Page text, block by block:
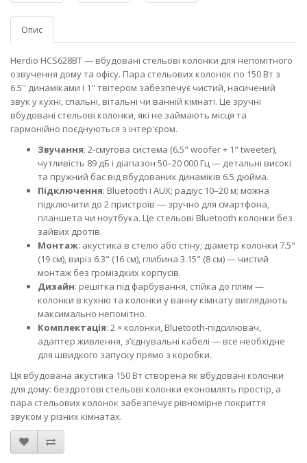
Опис
Herdio HCS628BT — вбудовані стельові колонки для непомітного
озвучення дому та офісу. Пара стельових колонок по 150 Вт з
6.5'' динаміками і 1'' твітером забезпечує чистий, насичений
звук у кухні, спальні, вітальні чи ванній кімнаті. Це зручні
вбудовані стельові колонки, які не займають місця та
гармонійно поєднуються з інтер'єром.
Звучання: 2-смугова система (6.5" woofer + 1" tweeter),
чутливість 89 дБ і діапазон 50–20 000 Гц — детальні високі
та пружний бас від вбудованих динаміків 6.5 дюйма.
Підключення: Bluetooth і AUX; радіус 10–20 м; можна
підключити до 2 пристроїв — зручно для смартфона,
планшета чи ноутбука. Це стельові Bluetooth колонки без
зайвих дротів.
Монтаж: акустика в стелю або стіну; діаметр колонки 7.5"
(19 см), виріз 6.3" (16 см), глибина 3.15" (8 см) — чистий
монтаж без громіздких корпусів.
Дизайн: решітка під фарбування, стійка до плям —
колонки в кухню та колонки у ванну кімнату виглядають
максимально непомітно.
Комплектація: 2 × колонки, Bluetooth-підсилювач,
адаптер живлення, з’єднувальні кабелі — все необхідне
для швидкого запуску прямо з коробки.
Ця вбудована акустика 150 Вт створена як вбудовані колонки
для дому: бездротові стельові колонки економлять простір, а
пара стельових колонок забезпечує рівномірне покриття
звуком у різних кімнатах.